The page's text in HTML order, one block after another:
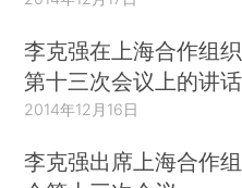
李克强在上海合作组
第十三次会议上的讲话
2014年12月16日
李克强出席上海合作